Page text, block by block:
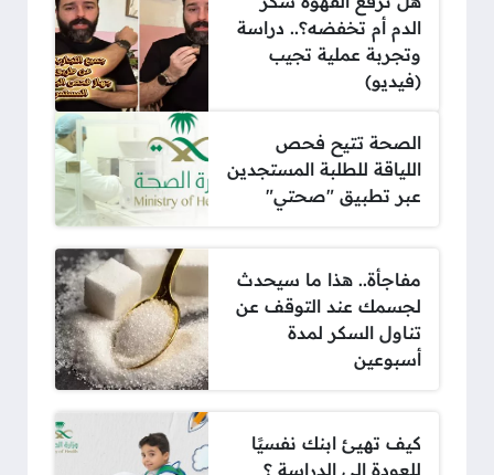
الدم أم تخفضه؟.. دراسة
وتجربة عملية تجيب
(فيديو)
الصحة تتيح فحص
اللياقة للطلبة المستجدين
عبر تطبيق "صحتي"
مفاجأة.. هذا ما سيحدث
لجسمك عند التوقف عن
تناول السكر لمدة
أسبوعين
كيف تهيئ ابنك نفسيًا
للعودة إلى الدراسة ؟